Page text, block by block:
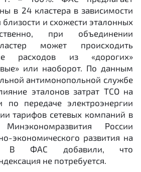
в 24 кластера в зависимости
близости и схожести эталонных
при объединении
может происходить
расходов из «дорогих»
или наоборот. По данным
антимонопольной службе
эталонов затрат ТСО на
по передаче электроэнергии
тарифов сетевых компаний в
Минэкономразвития России
экономического развития на
В ФАС добавили, что
не потребуется.